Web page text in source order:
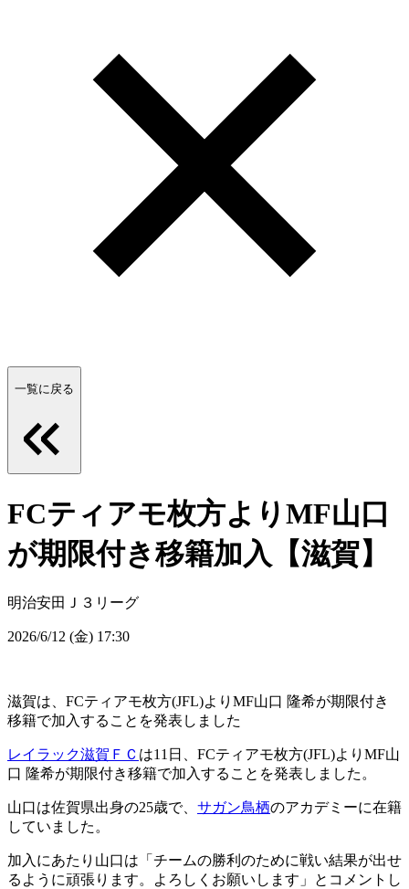
一覧に戻る
FCティアモ枚方よりMF山口
が期限付き移籍加入【滋賀】
明治安田Ｊ３リーグ
2026/6/12 (金) 17:30
滋賀は、FCティアモ枚方(JFL)よりMF山口 隆希が期限付き
移籍で加入することを発表しました
レイラック滋賀ＦＣ は11日、FCティアモ枚方(JFL)よりMF山
口 隆希が期限付き移籍で加入することを発表しました。
山口は佐賀県出身の25歳で、 サガン鳥栖のアカデミーに在籍
していました。
加入にあたり山口は「チームの勝利のために戦い結果が出せ
るように頑張ります。よろしくお願いします」とコメントし